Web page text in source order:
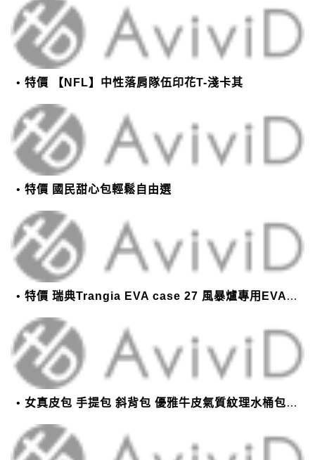
特價 【NFL】中性落肩隊伍印花T-淺卡其
特價 國民甜心包輕鬆自由選
特價 瑞典Trangia EVA case 27 風暴爐專用EVA 防護外盒(小)-黑
女真皮包 手提包 斜背包 優雅牛皮氣質紋理水桶包(2色)【XBO7950112】＊艾美時尚(現+預)